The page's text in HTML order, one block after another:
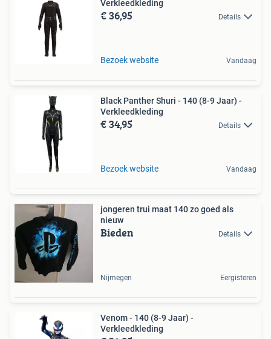
Verkleedkleding
€ 36,95 Details
Bezoek website Vandaag
Black Panther Shuri - 140 (8-9 Jaar) -
Verkleedkleding
€ 34,95 Details
Bezoek website Vandaag
jongeren trui maat 140 zo goed als
nieuw
Bieden Details
Nijmegen Eergisteren
Venom - 140 (8-9 Jaar) -
Verkleedkleding